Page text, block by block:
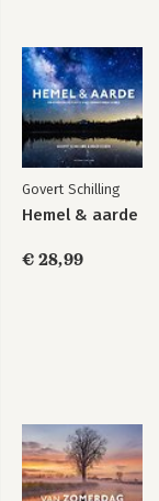
De auto, de geit en
de wiskunde
Bekijk alle boeken
Govert Schilling
Hemel & aarde
€ 28,99